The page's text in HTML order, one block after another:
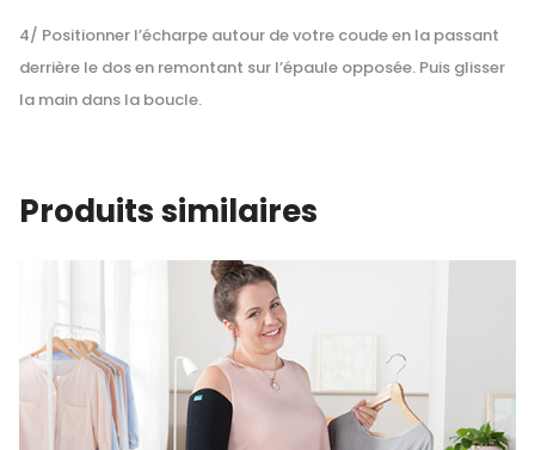
4/ Positionner l’écharpe autour de votre coude en la passant
derrière le dos en remontant sur l’épaule opposée. Puis glisser
la main dans la boucle.
Produits similaires